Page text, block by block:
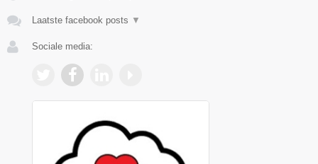
Laatste facebook posts ▼
Sociale media: